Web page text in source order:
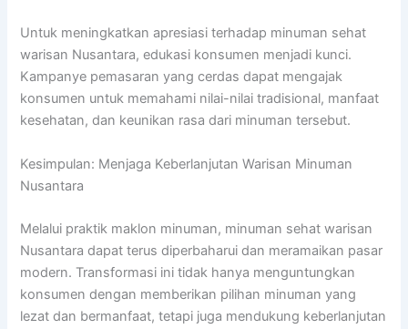
Untuk meningkatkan apresiasi terhadap minuman sehat
warisan Nusantara, edukasi konsumen menjadi kunci.
Kampanye pemasaran yang cerdas dapat mengajak
konsumen untuk memahami nilai-nilai tradisional, manfaat
kesehatan, dan keunikan rasa dari minuman tersebut.
Kesimpulan: Menjaga Keberlanjutan Warisan Minuman
Nusantara
Melalui praktik maklon minuman, minuman sehat warisan
Nusantara dapat terus diperbaharui dan meramaikan pasar
modern. Transformasi ini tidak hanya menguntungkan
konsumen dengan memberikan pilihan minuman yang
lezat dan bermanfaat, tetapi juga mendukung keberlanjutan